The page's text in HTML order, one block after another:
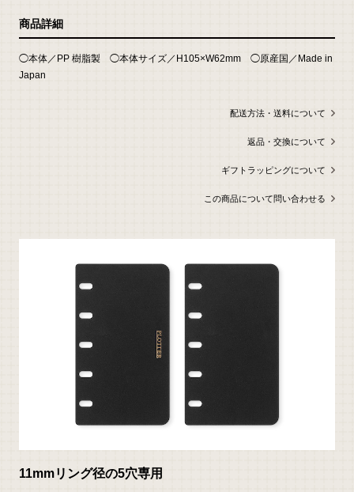
返
品
て
詳
商品詳細
◯本体／PP 樹脂製 ◯本体サイズ／H105×W62mm ◯原産国／Made in
Japan
配送方法・送料について
返品・交換について
ギフトラッピングについて
この商品について問い合わせる
11mmリング径の5穴専用